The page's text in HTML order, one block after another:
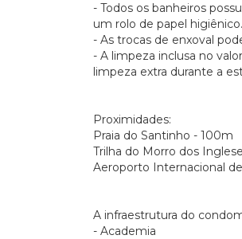
- Todos os banheiros
um rolo de papel higiênico.
- As trocas de enxoval
- A limpeza inclusa no
limpeza extra durante a
Proximidades:
Praia do Santinho - 100m
Trilha do Morro dos
Aeroporto Internacional
A infraestrutura do
- Academia